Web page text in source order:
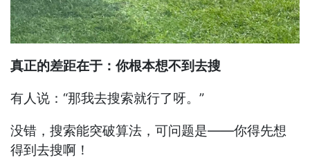
真正的差距在于：你根本想不到去搜
有人说：“那我去搜索就行了呀。”
没错，搜索能突破算法，可问题是——你得先想
得到去搜啊！